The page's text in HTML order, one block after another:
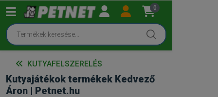
0
KUTYAFELSZERELÉS
Kutyajátékok termékek Kedvező
Áron | Petnet.hu